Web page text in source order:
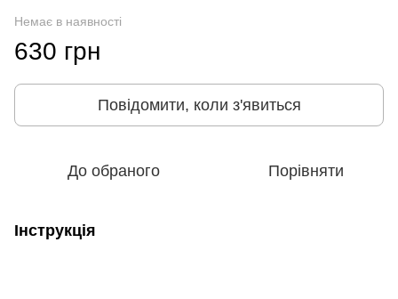
Немає в наявності
630 грн
Повідомити, коли з'явиться
До обраного Порівняти
Інструкція